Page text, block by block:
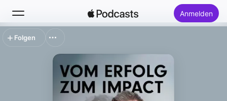
Anmelden
Startseite
Folgen